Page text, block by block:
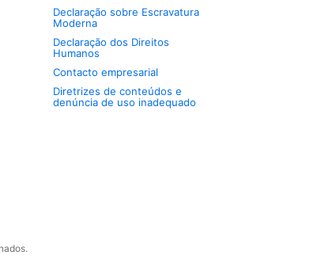
Declaração sobre Escravatura
Moderna
Declaração dos Direitos
Humanos
Contacto empresarial
Diretrizes de conteúdos e
denúncia de uso inadequado